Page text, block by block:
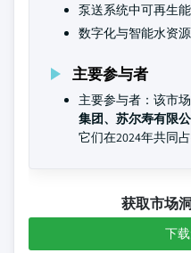
泵送系统中可再生
数字化与智能水资
主要参与者
主要参与者：该市
集团、苏尔寿有限
它们在2024年共同
获取市场
下